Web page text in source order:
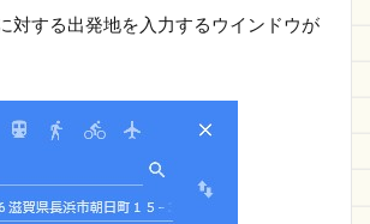
対する出発地を入力するウインドウが